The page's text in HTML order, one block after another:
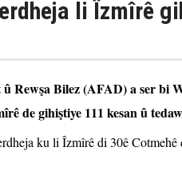
li Îzmîrê
Rewşa Bilez (AFAD) a ser bi
de gihiştiye 111 kesan û
ku li Îzmîrê di 30ê Cotmehê